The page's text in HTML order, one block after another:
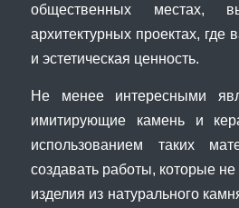
общественных местах,
архитектурных проектах, где
и эстетическая ценность.
Не менее интересными
имитирующие камень и
использованием таких
создавать работы, которые не
изделия из натурального